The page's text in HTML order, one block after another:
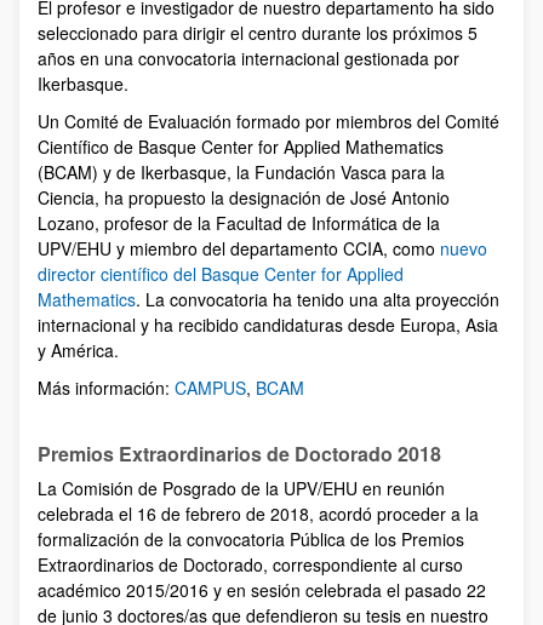
El profesor e investigador de nuestro departamento ha sido
seleccionado para dirigir el centro durante los próximos 5
años en una convocatoria internacional gestionada por
Ikerbasque.
Un Comité de Evaluación formado por miembros del Comité
Científico de Basque Center for Applied Mathematics
(BCAM) y de Ikerbasque, la Fundación Vasca para la
Ciencia, ha propuesto la designación de José Antonio
Lozano, profesor de la Facultad de Informática de la
UPV/EHU y miembro del departamento CCIA, como nuevo
director científico del Basque Center for Applied
Mathematics. La convocatoria ha tenido una alta proyección
internacional y ha recibido candidaturas desde Europa, Asia
y América.
Más información: CAMPUS, BCAM
Premios Extraordinarios de Doctorado 2018
La Comisión de Posgrado de la UPV/EHU en reunión
celebrada el 16 de febrero de 2018, acordó proceder a la
formalización de la convocatoria Pública de los Premios
Extraordinarios de Doctorado, correspondiente al curso
académico 2015/2016 y en sesión celebrada el pasado 22
de junio 3 doctores/as que defendieron su tesis en nuestro